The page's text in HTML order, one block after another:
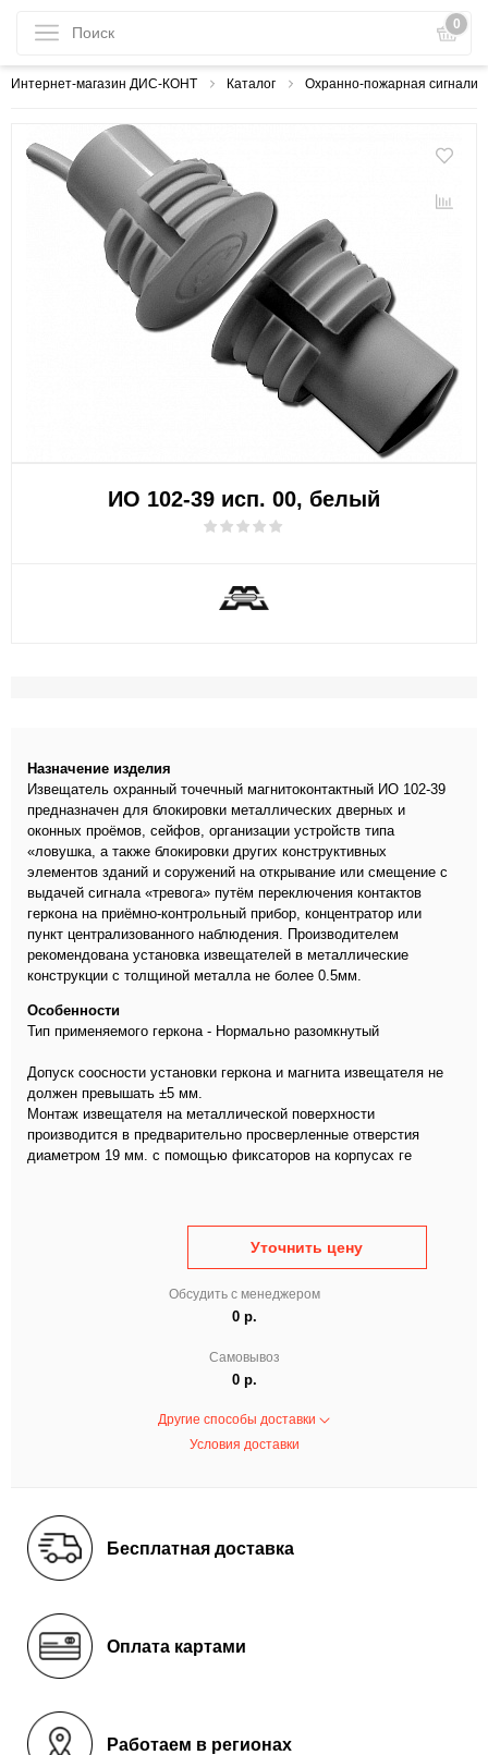
0
Интернет-магазин ДИС-КОНТ Каталог Охранно-пожарная
ИО 102-39 исп. 00, белый
Назначение изделия
Извещатель охранный точечный магнитоконтактный ИО 102-39
предназначен для блокировки металлических дверных и
оконных проёмов, сейфов, организации устройств типа
«ловушка, а также блокировки других конструктивных
элементов зданий и соружений на открывание или смещение с
выдачей сигнала «тревога» путём переключения контактов
геркона на приёмно-контрольный прибор, концентратор или
пункт централизованного наблюдения. Производителем
рекомендована установка извещателей в металлические
конструкции с толщиной металла не более 0.5мм.
Особенности
Тип применяемого геркона - Нормально разомкнутый
Допуск соосности установки геркона и магнита извещателя не
должен превышать ±5 мм.
Монтаж извещателя на металлической поверхности
производится в предварительно просверленные отверстия
диаметром 19 мм. с помощью фиксаторов на корпусах ге
Уточнить цену
Обсудить с менеджером
0 р.
Самовывоз
0 р.
Другие способы доставки
Условия доставки
Бесплатная доставка
Оплата картами
Работаем в регионах